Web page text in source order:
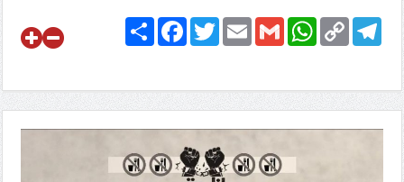
ShareFacebookTwitterEmailGmail
WhatsApp Copy
Link
Telegram